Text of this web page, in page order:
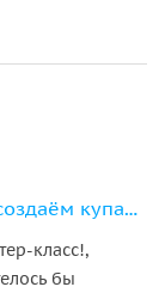
Мастер-класс: «Тайны русских трав: создаём купаж с Иван-чаем»
класс!,
бы